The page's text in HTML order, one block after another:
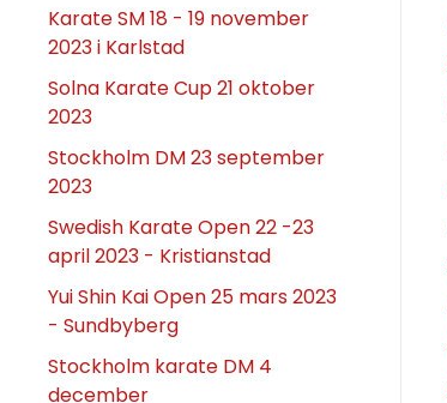
Karate SM 18 - 19 november
2023 i Karlstad
Solna Karate Cup 21 oktober
2023
Stockholm DM 23 september
2023
Swedish Karate Open 22 -23
april 2023 - Kristianstad
Yui Shin Kai Open 25 mars 2023
- Sundbyberg
Stockholm karate DM 4
december